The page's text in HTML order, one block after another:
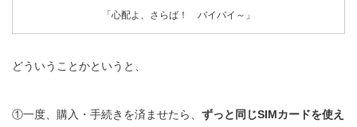
「心配よ、さらば！ バイバイ～」
どういうことかというと、
①一度、購入・手続きを済ませたら、 ずっと同じSIMカードを使え